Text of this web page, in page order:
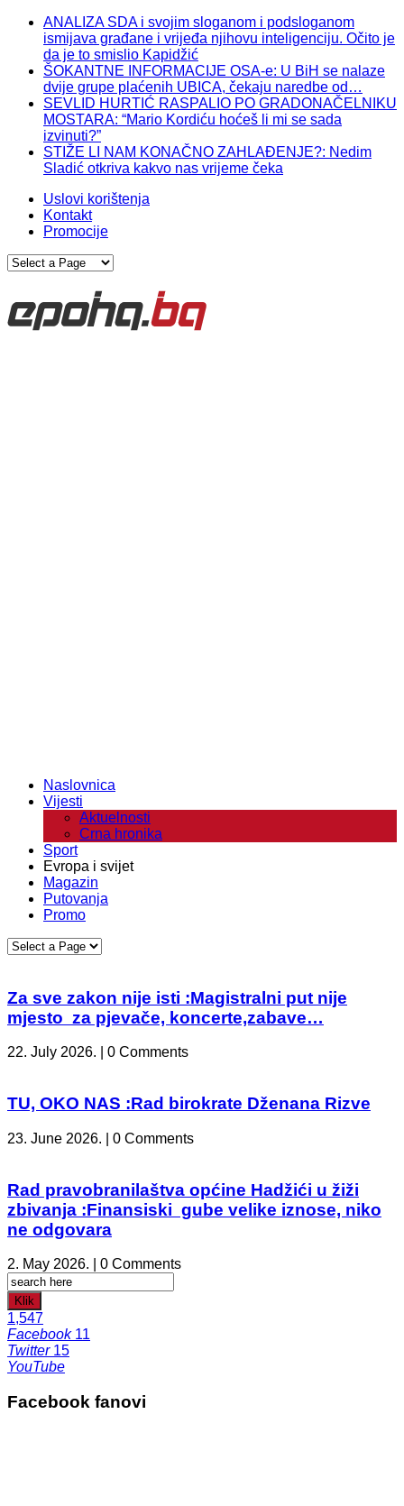
ANALIZA SDA i svojim sloganom i podsloganom
ismijava građane i vrijeđa njihovu inteligenciju. Očito je
da je to smislio Kapidžić
ŠOKANTNE INFORMACIJE OSA-e: U BiH se nalaze
dvije grupe plaćenih UBICA, čekaju naredbe od…
SEVLID HURTIĆ RASPALIO PO GRADONAČELNIKU
MOSTARA: “Mario Kordiću hoćeš li mi se sada
izvinuti?”
STIŽE LI NAM KONAČNO ZAHLAĐENJE?: Nedim
Sladić otkriva kakvo nas vrijeme čeka
Uslovi korištenja
Kontakt
Promocije
Naslovnica
Vijesti
Aktuelnosti
Crna hronika
Sport
Evropa i svijet
Magazin
Putovanja
Promo
Za sve zakon nije isti :Magistralni put nije
mjesto za pjevače, koncerte,zabave…
22. July 2026. | 0 Comments
TU, OKO NAS :Rad birokrate Dženana Rizve
23. June 2026. | 0 Comments
Rad pravobranilaštva općine Hadžići u žiži
zbivanja :Finansiski gube velike iznose, niko
ne odgovara
2. May 2026. | 0 Comments
Klik
1,547
Facebook 11
Twitter 15
YouTube
Facebook fanovi